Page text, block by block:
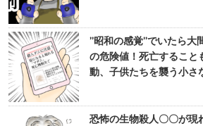
”昭和の感覚”でいたら大
の危険値！死亡すること
動、子供たちを襲う小
恐怖の生物殺人〇〇が現